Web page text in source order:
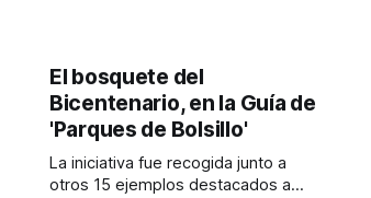
El bosquete del
Bicentenario, en la Guía de
'Parques de Bolsillo'
La iniciativa fue recogida junto a
otros 15 ejemplos destacados a